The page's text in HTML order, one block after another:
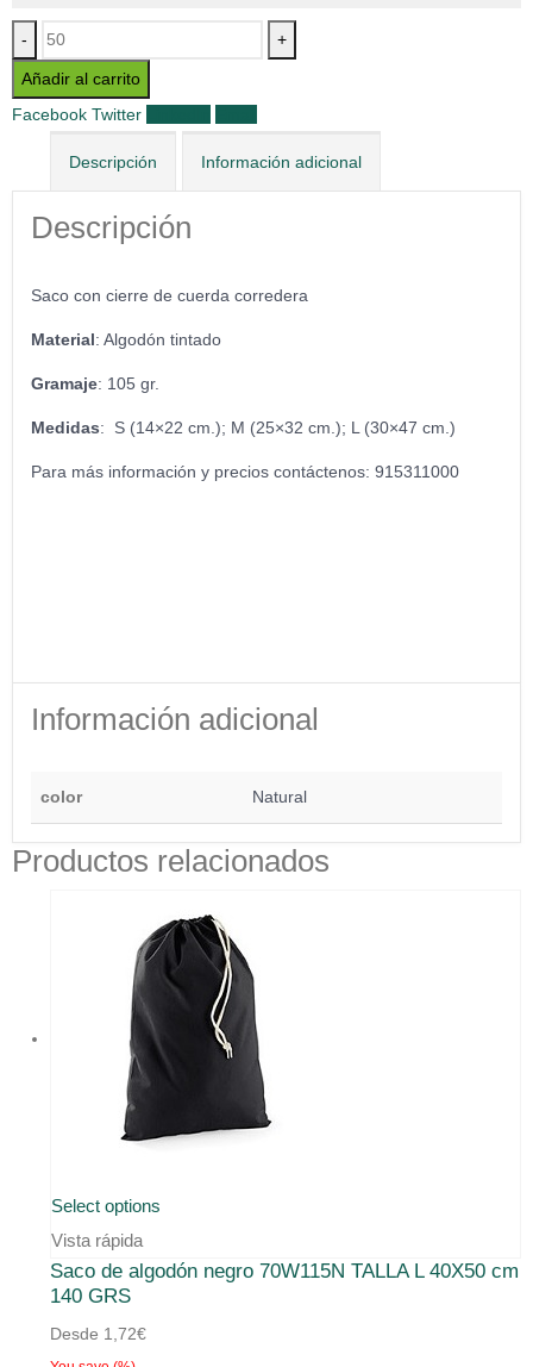
- +
Añadir al carrito
Facebook Twitter
Descripción Información adicional
Descripción
Saco con cierre de cuerda corredera
Material: Algodón tintado
Gramaje: 105 gr.
Medidas: S (14×22 cm.); M (25×32 cm.); L (30×47 cm.)
Para más información y precios contáctenos: 915311000
Información adicional
color Natural
Productos relacionados
Select options
Vista rápida
Saco de algodón negro 70W115N TALLA L 40X50 cm
140 GRS
Desde 1,72€